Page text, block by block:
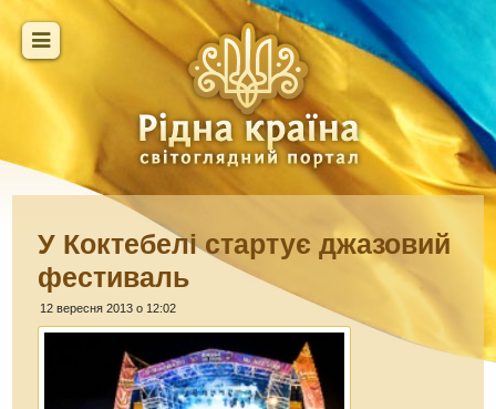
У Коктебелі стартує джазовий
фестиваль
12 вересня 2013 о 12:02